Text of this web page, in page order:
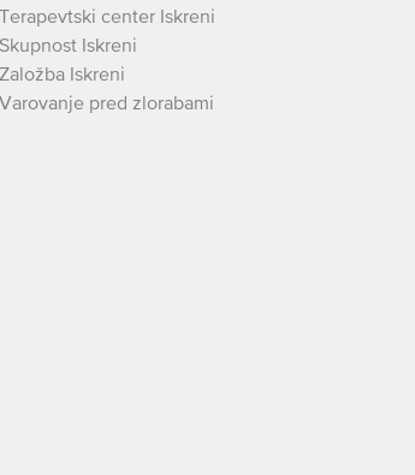
Terapevtski center Iskreni
Skupnost Iskreni
Založba Iskreni
Varovanje pred zlorabami